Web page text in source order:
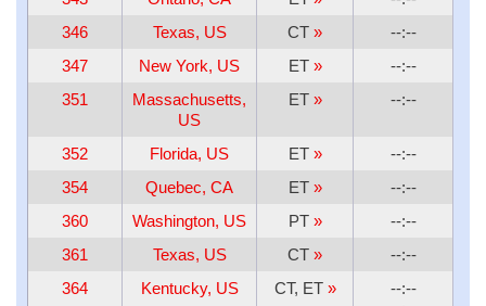
346
Texas, US CT »
--:--
347
New York, US ET »
--:--
351
Massachusetts,
US
ET » --:--
352 Florida, US ET »
--:--
354
Quebec, CA ET »
--:--
360
Washington, US PT »
--:--
361
Texas, US CT »
--:--
364
Kentucky, US CT, ET »
--:--